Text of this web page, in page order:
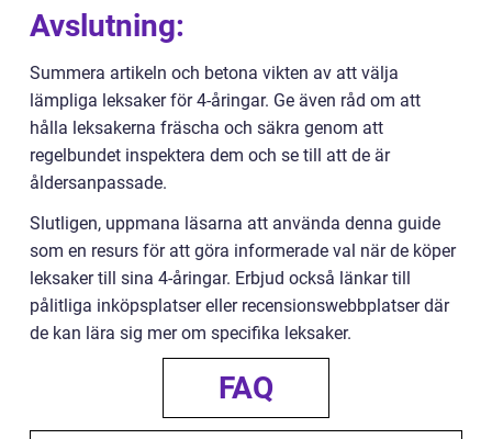
Avslutning:
Summera artikeln och betona vikten av att välja
lämpliga leksaker för 4-åringar. Ge även råd om att
hålla leksakerna fräscha och säkra genom att
regelbundet inspektera dem och se till att de är
åldersanpassade.
Slutligen, uppmana läsarna att använda denna guide
som en resurs för att göra informerade val när de köper
leksaker till sina 4-åringar. Erbjud också länkar till
pålitliga inköpsplatser eller recensionswebbplatser där
de kan lära sig mer om specifika leksaker.
FAQ